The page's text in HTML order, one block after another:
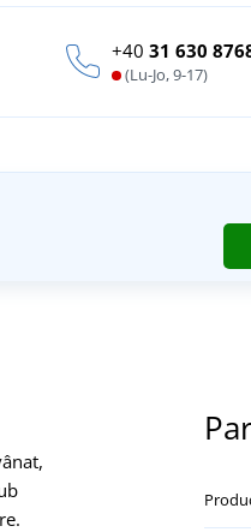
+40 31 630
(Lu-Jo, 9-17)